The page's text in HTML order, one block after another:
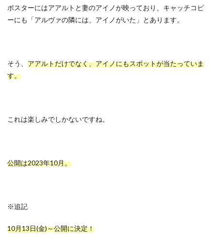
ポスターにはアアルトと妻のアイノが映っており、キャッチコピ
ーにも「アルヴァの隣には、アイノがいた」とあります。
そう、 アアルトだけでなく、アイノにもスポットが当たっていま
す。
これは楽しみでしかないですね。
公開は2023年10月。
※追記
10月13日(金)～公開に決定！